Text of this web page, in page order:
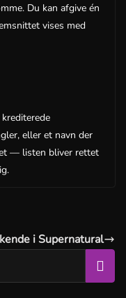
Du kan afgive én
vises med
eller et navn der
— listen bliver rettet
i Supernatural